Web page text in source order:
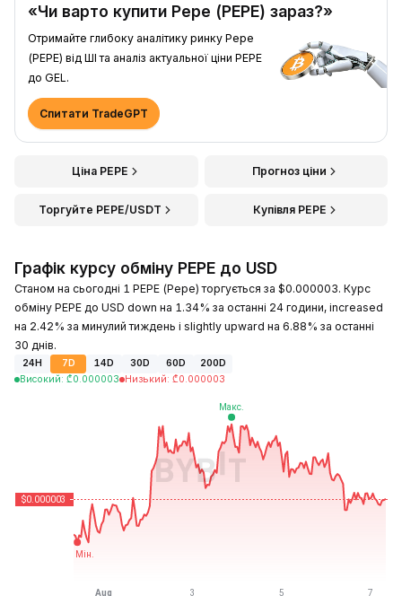
«Чи варто купити Pepe (PEPE) зараз?»
Отримайте глибоку аналітику ринку Pepe
(PEPE) від ШІ та аналіз актуальної ціни PEPE
до GEL.
Спитати TradeGPT
Ціна PEPE Прогноз ціни
Торгуйте PEPE/USDT Купівля PEPE
Графік курсу обміну PEPE до USD
Станом на сьогодні 1 PEPE (Pepe) торгується за $0.000003. Курс
обміну PEPE до USD down на 1.34% за останні 24 години, increased
на 2.42% за минулий тиждень і slightly upward на 6.88% за останні
30 днів.
24H 7D 14D 30D 60D
200D
Високий: ₾0.000003 Низький: ₾0.000003
Останнє оновлення: 2026-08-07, 08:07 GMT+0